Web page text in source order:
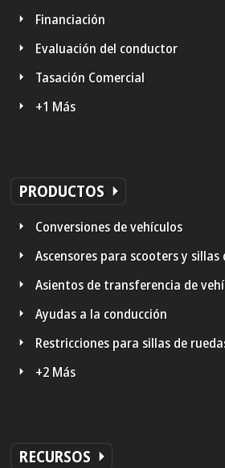
Financiación
Evaluación del conductor
Tasación Comercial
+1 Más
PRODUCTOS
Conversiones de vehículos
Ascensores para scooters y sillas
Asientos de transferencia de
Ayudas a la conducción
Restricciones para sillas de
+2 Más
RECURSOS